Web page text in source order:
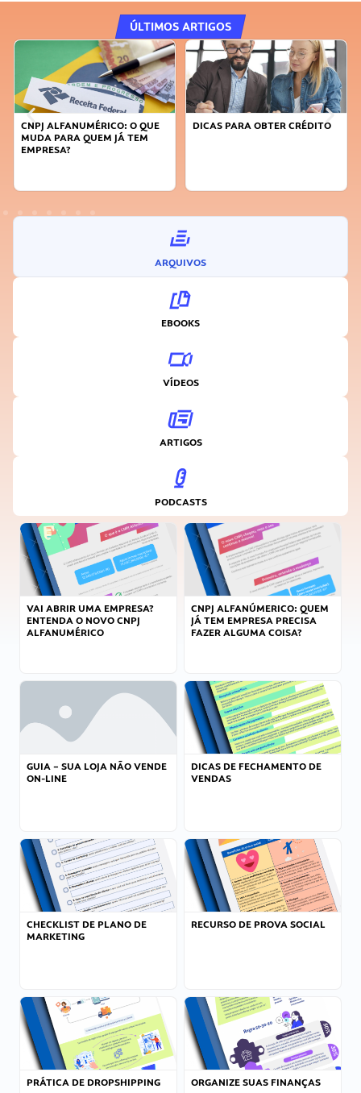
ÚLTIMOS ARTIGOS
CNPJ ALFANUMÉRICO: O QUE
MUDA PARA QUEM JÁ TEM
EMPRESA?
DICAS PARA OBTER CRÉDITO
ARQUIVOS
EBOOKS
VÍDEOS
ARTIGOS
PODCASTS
VAI ABRIR UMA EMPRESA?
ENTENDA O NOVO CNPJ
ALFANUMÉRICO
CNPJ ALFANÚMERICO: QUEM
JÁ TEM EMPRESA PRECISA
FAZER ALGUMA COISA?
GUIA – SUA LOJA NÃO VENDE
ON-LINE
DICAS DE FECHAMENTO DE
VENDAS
CHECKLIST DE PLANO DE
MARKETING
RECURSO DE PROVA SOCIAL
PRÁTICA DE DROPSHIPPING ORGANIZE SUAS FINANÇAS